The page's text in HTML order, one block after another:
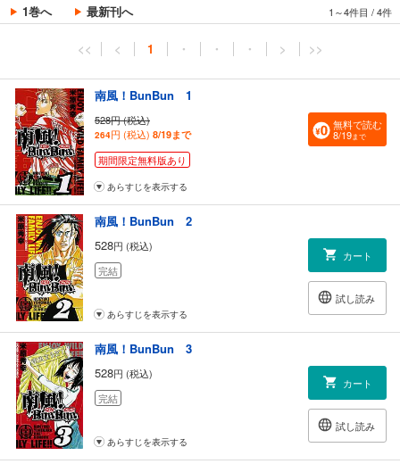
1巻へ 最新刊へ 1～4件目 /4件
<< < 1 ・ ・ ・ > >>
南風！BunBun 1
528円 (税込)
264円 (税込) 8/19まで
期間限定無料版あり
無料で読む
8/19まで
あらすじを表示する
南風！BunBun 2
528円 (税込)
完結
カート
試し読み
あらすじを表示する
南風！BunBun 3
528円 (税込)
完結
カート
試し読み
あらすじを表示する